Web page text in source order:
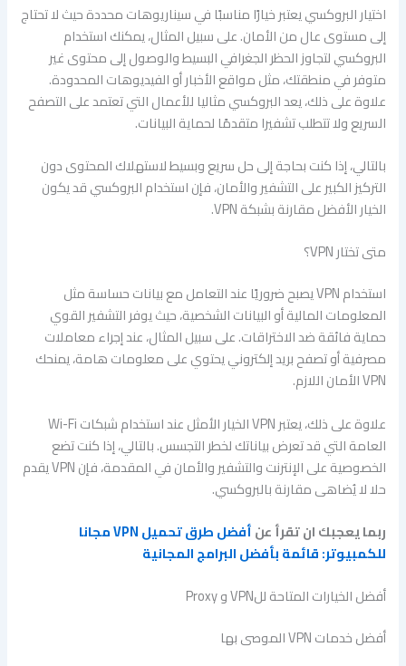
اختيار البروكسي يعتبر خيارًا مناسبًا في سيناريوهات محددة حيث لا تحتاج
إلى مستوى عال من الأمان. على سبيل المثال، يمكنك استخدام
البروكسي لتجاوز الحظر الجغرافي البسيط والوصول إلى محتوى غير
متوفر في منطقتك، مثل مواقع الأخبار أو الفيديوهات المحدودة.
علاوة على ذلك، يعد البروكسي مثاليا للأعمال التي تعتمد على التصفح
السريع ولا تتطلب تشفيرا متقدمًا لحماية البيانات.
بالتالي، إذا كنت بحاجة إلى حل سريع وبسيط لاستهلاك المحتوى دون
التركيز الكبير على التشفير والأمان، فإن استخدام البروكسي قد يكون
الخيار الأفضل مقارنة بشبكة VPN.
متى تختار VPN؟
استخدام VPN يصبح ضروريًا عند التعامل مع بيانات حساسة مثل
المعلومات المالية أو البيانات الشخصية، حيث يوفر التشفير القوي
حماية فائقة ضد الاختراقات. على سبيل المثال، عند إجراء معاملات
مصرفية أو تصفح بريد إلكتروني يحتوي على معلومات هامة، يمنحك
VPN الأمان اللازم.
علاوة على ذلك، يعتبر VPN الخيار الأمثل عند استخدام شبكات Wi-Fi
العامة التي قد تعرض بياناتك لخطر التجسس. بالتالي، إذا كنت تضع
الخصوصية على الإنترنت والتشفير والأمان في المقدمة، فإن VPN يقدم
حلا لا يُضاهى مقارنة بالبروكسي.
ربما يعجبك ان تقرأ عن
أفضل طرق تحميل VPN مجانا
للكمبيوتر: قائمة بأفضل البرامج المجانية
أفضل الخيارات المتاحة للVPN و Proxy
أفضل خدمات VPN الموصى بها